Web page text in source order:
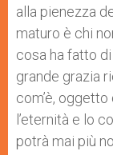
alla pienezza
maturo è chi
cosa ha fatto
grande grazia
com’è,
l’eternità e lo
potrà mai più